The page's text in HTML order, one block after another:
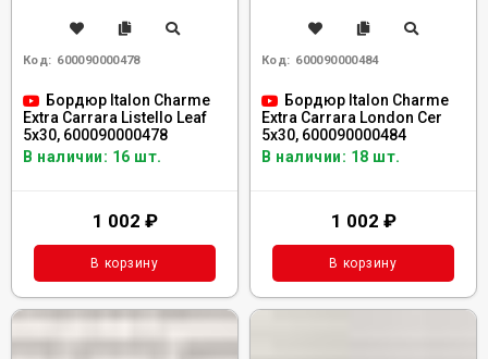
Код: 600090000478
Бордюр Italon Charme
Extra Carrara Listello Leaf
5x30, 600090000478
В наличии: 16 шт.
1 002 ₽
В корзину
Код: 600090000484
Бордюр Italon Charme
Extra Carrara London Cer
5x30, 600090000484
В наличии: 18 шт.
1 002 ₽
В корзину